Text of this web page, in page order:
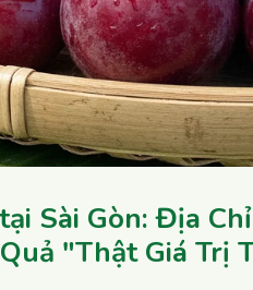
Sài Gòn: Địa
"Thật Giá Trị